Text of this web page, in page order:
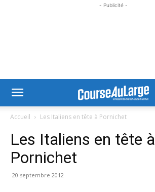
- Publicité -
Accueil Les Italiens en tête à Pornichet
Les Italiens en tête à
Pornichet
20 septembre 2012